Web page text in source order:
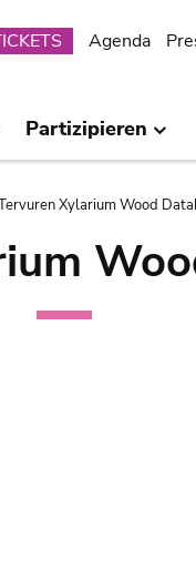
Agenda
Partizipieren
Xylarium Wood